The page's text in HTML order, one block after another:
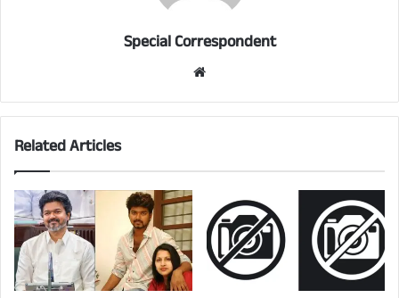
Special Correspondent
Related Articles